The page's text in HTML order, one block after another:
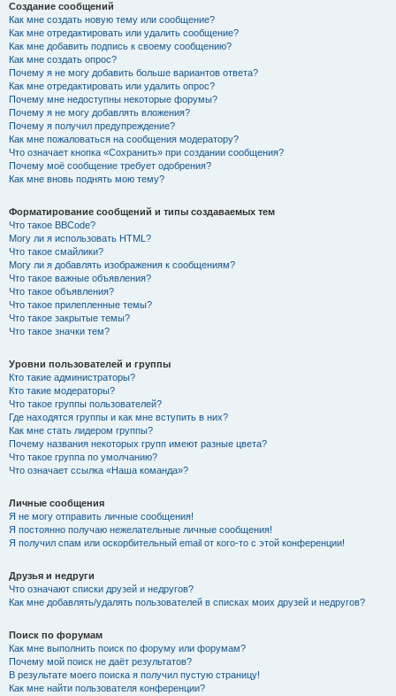
Создание сообщений
Как мне создать новую тему или сообщение?
Как мне отредактировать или удалить сообщение?
Как мне добавить подпись к своему сообщению?
Как мне создать опрос?
Почему я не могу добавить больше вариантов ответа?
Как мне отредактировать или удалить опрос?
Почему мне недоступны некоторые форумы?
Почему я не могу добавлять вложения?
Почему я получил предупреждение?
Как мне пожаловаться на сообщения модератору?
Что означает кнопка «Сохранить» при создании сообщения?
Почему моё сообщение требует одобрения?
Как мне вновь поднять мою тему?
Форматирование сообщений и типы создаваемых тем
Что такое BBCode?
Могу ли я использовать HTML?
Что такое смайлики?
Могу ли я добавлять изображения к сообщениям?
Что такое важные объявления?
Что такое объявления?
Что такое прилепленные темы?
Что такое закрытые темы?
Что такое значки тем?
Уровни пользователей и группы
Кто такие администраторы?
Кто такие модераторы?
Что такое группы пользователей?
Где находятся группы и как мне вступить в них?
Как мне стать лидером группы?
Почему названия некоторых групп имеют разные цвета?
Что такое группа по умолчанию?
Что означает ссылка «Наша команда»?
Личные сообщения
Я не могу отправить личные сообщения!
Я постоянно получаю нежелательные личные сообщения!
Я получил спам или оскорбительный email от кого-то с этой конференции!
Друзья и недруги
Что означают списки друзей и недругов?
Как мне добавлять/удалять пользователей в списках моих друзей и недругов?
Поиск по форумам
Как мне выполнить поиск по форуму или форумам?
Почему мой поиск не даёт результатов?
В результате моего поиска я получил пустую страницу!
Как мне найти пользователя конференции?